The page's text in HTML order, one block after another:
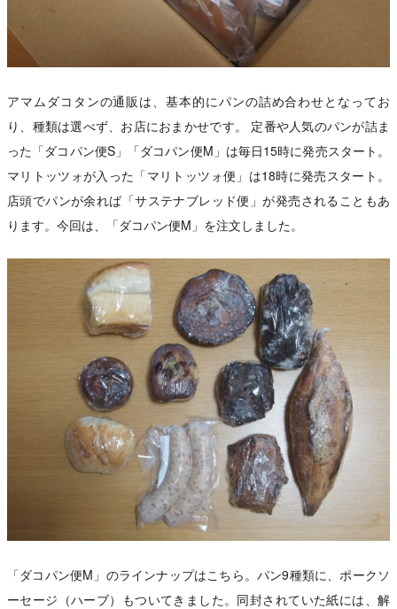
アマムダコタンの通販は、基本的にパンの詰め合わせとなってお
り、種類は選べず、お店におまかせです。 定番や人気のパンが詰ま
った「ダコパン便S」「ダコパン便M」は毎日15時に発売スタート。
マリトッツォが入った「マリトッツォ便」は18時に発売スタート。
店頭でパンが余れば「サステナブレッド便」が発売されることもあ
ります。今回は、「ダコパン便M」を注文しました。
「ダコパン便M」のラインナップはこちら。パン9種類に、ポークソ
ーセージ（ハーブ）もついてきました。同封されていた紙には、解